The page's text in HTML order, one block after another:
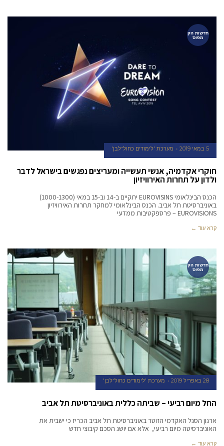
חדשות הק
מפוס
5 במאי 2019 מערכת 'לימודים כחול־לבן'
חוקרי אקדמיה, אנשי תעשייה ומעריצים נפגשים בישראל לדבר
ולדון על תחרות האירוויזיון
הכנס הבינלאומי EUROVISINS יתקיים ב-14 וב-15 במאי (1000-1300)
באוניברסיטת תל אביב. הכנס הבינלאומי למחקר תחרות האירוויזיון
EUROVISIONS – פרספקטיבות ממדעי
קרא עוד ←
חדשות הק
מפוס
28 באפריל 2019 מערכת 'לימודים כחול־לבן'
החל מיום רביעי – שביתה כללית באוניברסיטת תל אביב
ארגון הסגל האקדמי הזוטר באוניברסיטת תל אביב הכריז כי ישבית את
האוניברסיטה מיום רביעי, אלא אם יושג הסכם קיבוצי חדש
קרא עוד ←